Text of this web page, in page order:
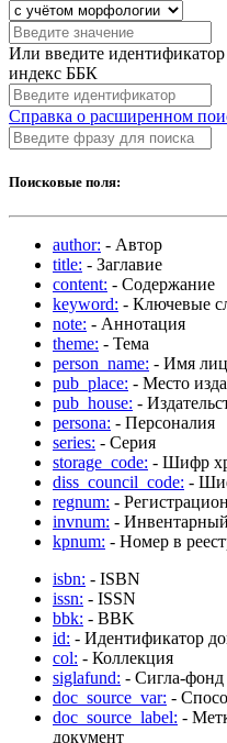
Или введите
индекс ББК
Справка о расширенном
Поисковые поля:
author: - Автор
title: - Заглавие
content: - Содержание
keyword: - Ключевые
note: - Аннотация
theme: - Тема
person_name: - Имя
pub_place: - Место
pub_house: -
persona: - Персоналия
series: - Серия
storage_code: - Шифр
diss_council_code: -
regnum: -
invnum: -
kpnum: - Номер в
isbn: - ISBN
issn: - ISSN
bbk: - BBK
id: - Идентификатор
col: - Коллекция
siglafund: - Сигла-фонд
doc_source_var: -
doc_source_label: -
документ